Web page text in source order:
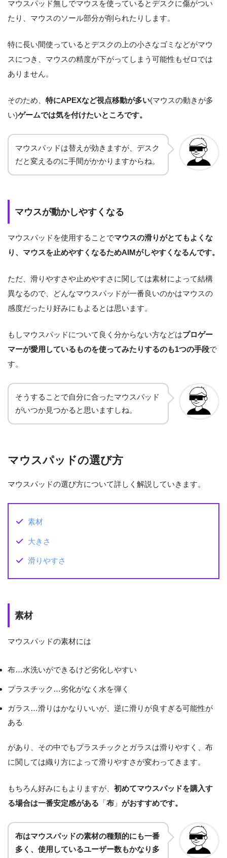
マウスパッド無しでマウスを使っているとデスクに傷がつい
たり、マウスのソール部分が削られたりします。
特に長い間使っているとデスクの上の小さなゴミなどがマウ
スにつき、マウスの精度が下がってしまう可能性もゼロでは
ありません。
そのため、 特にAPEXなど視点移動が多い(マウスの動きが多
い)ゲームでは気を付けたいところです。
マウスパッドは替えが効きますが、デスク
だと変えるのに手間がかかりますからね。
マウスが動かしやすくなる
マウスパッドを使用することでマウスの滑りがとてもよくな
り、マウスを止めやすくなるためAIMがしやすくなるんです。
ただ、滑りやすさや止めやすさに関しては素材によって結構
異なるので、どんなマウスパッドが一番良いのかはマウスの
感度だったり好みにもよるとは思います。
もしマウスパッドについて良く分からない方などはプロゲー
マーが愛用しているものを使ってみたりするのも1つの手段で
す。
そうすることで自分に合ったマウスパッド
がいつか見つかると思いますしね。
マウスパッドの選び方
マウスパッドの選び方について詳しく解説していきます。
素材
大きさ
滑りやすさ
素材
マウスパッドの素材には
布…水洗いができるけど劣化しやすい
プラスチック…劣化がなく水を弾く
ガラス…滑りはかなりいいが、逆に滑りが良すぎる可能性が
ある
があり、その中でもプラスチックとガラスは滑りやすく、布
に関しては織り方によって滑りやすさが変わってきます。
もちろん好みにもよりますが、 初めてマウスパッドを購入す
る場合は一番安定感がある 「布 」 がおすすめです。
布はマウスパッドの素材の種類的にも一番
多く、使用しているユーザー数もかなり多